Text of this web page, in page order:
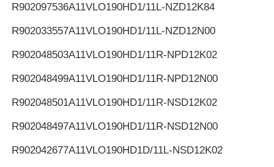
R902097536A11VLO190HD1/11L-NZD12K84
R902033557A11VLO190HD1/11L-NZD12N00
R902048503A11VLO190HD1/11R-NPD12K02
R902048499A11VLO190HD1/11R-NPD12N00
R902048501A11VLO190HD1/11R-NSD12K02
R902048497A11VLO190HD1/11R-NSD12N00
R902042677A11VLO190HD1D/11L-NSD12K02